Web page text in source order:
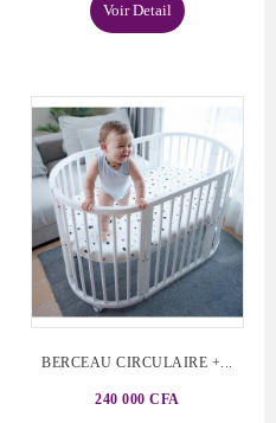
Voir Detail
BERCEAU CIRCULAIRE +...
240 000 CFA